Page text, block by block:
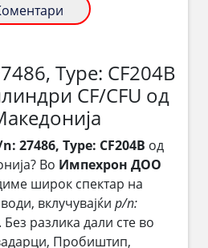
Type: CF204B
CF/CFU од
27486, Type: CF204B од
Во Импехрон ДОО
широк спектар на
вклучувајќи p/n:
. Без разлика дали сте во
Пробиштип,